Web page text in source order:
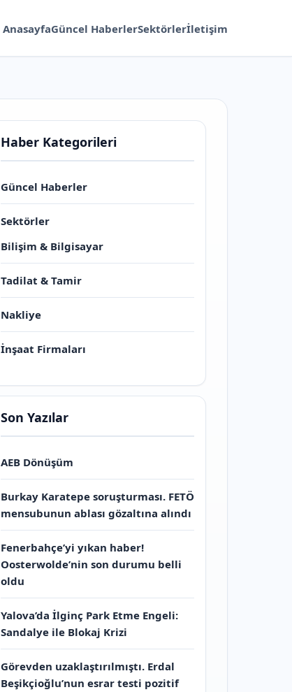
AnasayfaGüncel HaberlerSektörlerİletişim
Haber Kategorileri
Güncel Haberler
Sektörler
Bilişim & Bilgisayar
Tadilat & Tamir
Nakliye
İnşaat Firmaları
Son Yazılar
AEB Dönüşüm
Burkay Karatepe soruşturması. FETÖ
mensubunun ablası gözaltına alındı
Fenerbahçe’yi yıkan haber!
Oosterwolde’nin son durumu belli
oldu
Yalova’da İlginç Park Etme Engeli:
Sandalye ile Blokaj Krizi
Görevden uzaklaştırılmıştı. Erdal
Beşikçioğlu’nun esrar testi pozitif